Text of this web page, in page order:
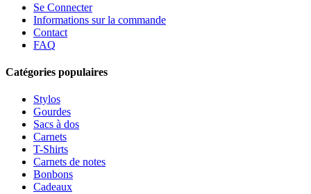
Se Connecter
Informations sur la commande
Contact
FAQ
Catégories populaires
Stylos
Gourdes
Sacs à dos
Carnets
T-Shirts
Carnets de notes
Bonbons
Cadeaux